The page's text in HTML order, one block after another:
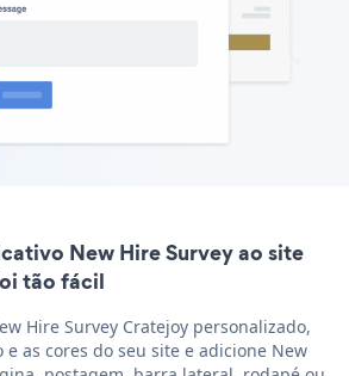
New Hire Survey ao site
tão fácil
Hire Survey Cratejoy personalizado,
as cores do seu site e adicione New